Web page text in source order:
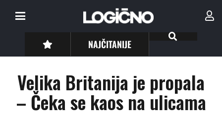
NAJČITANIJE
Velika Britanija je propala
– Čeka se kaos na ulicama